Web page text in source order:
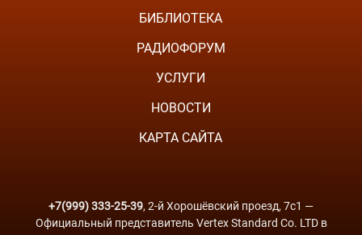
БИБЛИОТЕКА
РАДИОФОРУМ
УСЛУГИ
НОВОСТИ
КАРТА САЙТА
+7(999) 333-25-39, 2-й Хорошёвский проезд, 7с1 —
Официальный представитель Vertex Standard Co. LTD в